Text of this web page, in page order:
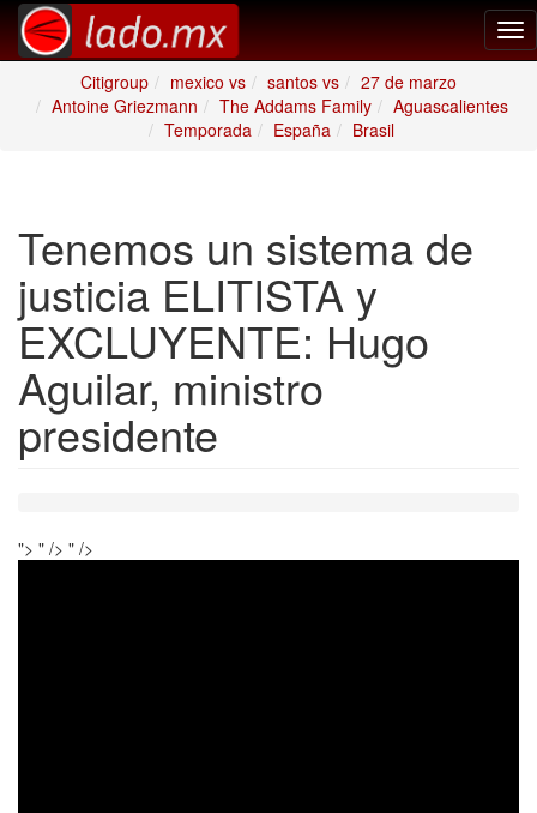
Citigroup
mexico vs santos vs
27 de marzo
Antoine Griezmann
The Addams Family
Aguascalientes
Temporada
España Brasil
Tenemos un sistema de
justicia ELITISTA y
EXCLUYENTE: Hugo
Aguilar, ministro
presidente
"> " /> " />